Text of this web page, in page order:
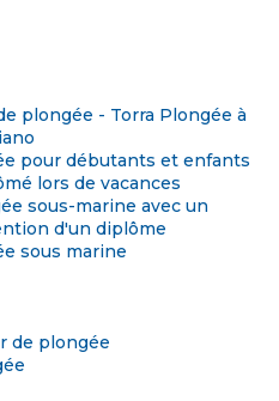
plongée - Torra Plongée à
pour débutants et enfants
lors de vacances
sous-marine avec un
d'un diplôme
sous marine
de plongée